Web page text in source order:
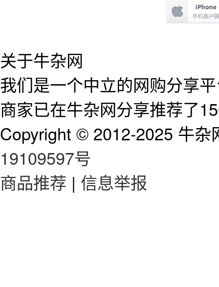
关于牛杂网
我们是一个中立的网购分享
商家已在牛杂网分享推荐了
Copyright © 2012-2025 牛
19109597号
商品推荐 | 信息举报